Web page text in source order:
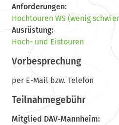
Anforderungen:
Hochtouren WS (wenig
Ausrüstung:
Hoch- und Eistouren
Vorbesprechung
per E-Mail bzw. Telefon
Teilnahmegebühr
Mitglied DAV-Mannheim: